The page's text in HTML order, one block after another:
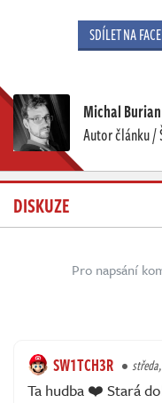
SDÍLET NA
Michal Burian
Autor článku /
DISKUZE
Pro napsání
SW1TCH3R
Ta hudba ❤️ Stará